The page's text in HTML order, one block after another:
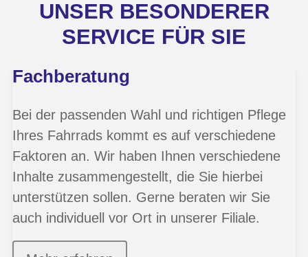
UNSER BESONDERER
SERVICE FÜR SIE
Fachberatung
Bei der passenden Wahl und richtigen Pflege
Ihres Fahrrads kommt es auf verschiedene
Faktoren an. Wir haben Ihnen verschiedene
Inhalte zusammengestellt, die Sie hierbei
unterstützen sollen. Gerne beraten wir Sie
auch individuell vor Ort in unserer Filiale.